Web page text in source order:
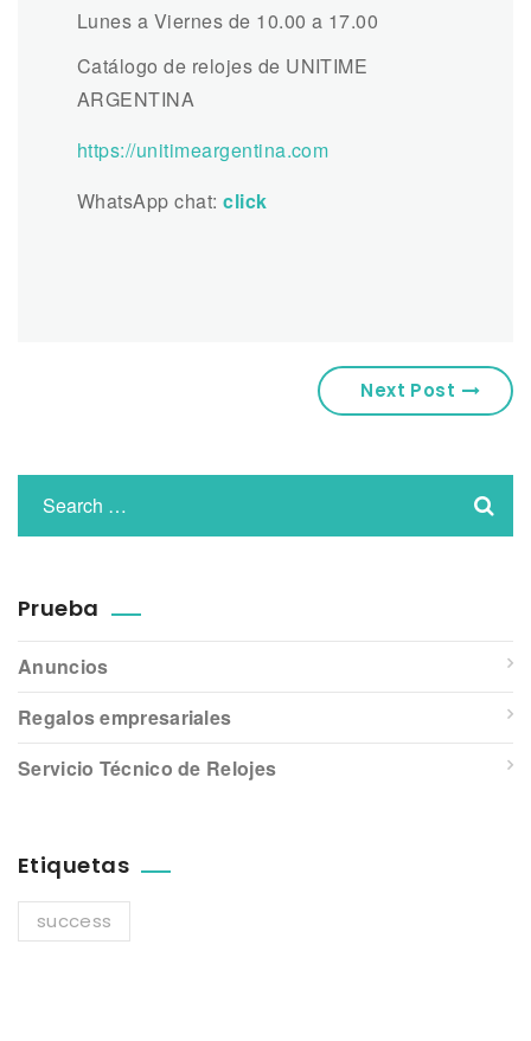
Lunes a Viernes de 10.00 a 17.00
Catálogo de relojes de UNITIME
ARGENTINA
https://unitimeargentina.com
WhatsApp chat:click
Next Post
Prueba
Anuncios
Regalos empresariales
Servicio Técnico de Relojes
Etiquetas
success